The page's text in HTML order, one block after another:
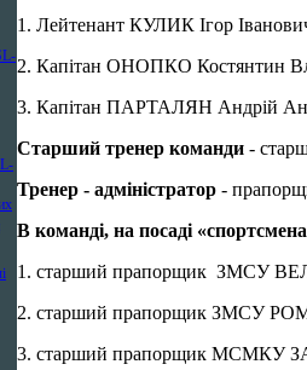
1. Лейтенант КУЛИК Ігор
2. Капітан ОНОПКО Костянтин
3. Капітан ПАРТАЛЯН Андрій
Старший тренер команди -
Тренер - адміністратор -
В команді, на посаді
1. старший прапорщик ЗМСУ
2. старший прапорщик ЗМСУ
3. старший прапорщик МСМКУ